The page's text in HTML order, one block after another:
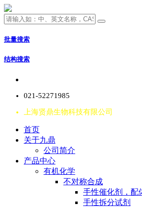
批量搜索
结构搜索
021-52271985
上海贤鼎生物科技有限公司
首页
关于九鼎
公司简介
产品中心
有机化学
不对称合成
手性催化剂，配
手性拆分试剂